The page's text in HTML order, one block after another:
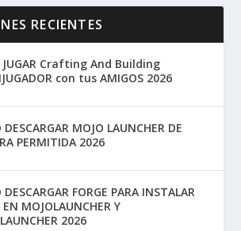
RECIENTES
Crafting And Building
con tus AMIGOS 2026
DESCARGAR MOJO LAUNCHER DE
PERMITIDA 2026
FORGE PARA INSTALAR
MOJOLAUNCHER Y
2026